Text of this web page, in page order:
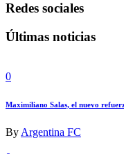
Redes sociales
Últimas noticias
0
Maximiliano Salas, el nuevo
By Argentina FC